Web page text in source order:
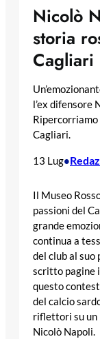
Nicolò
storia
Cagliari
l’ex difensore
Ripercorriamo
Cagliari.
13 Lug•
Il Museo
passioni del
grande
continua a
del club al suo
scritto pagine
questo
del calcio
riflettori su un
Nicolò Napoli.